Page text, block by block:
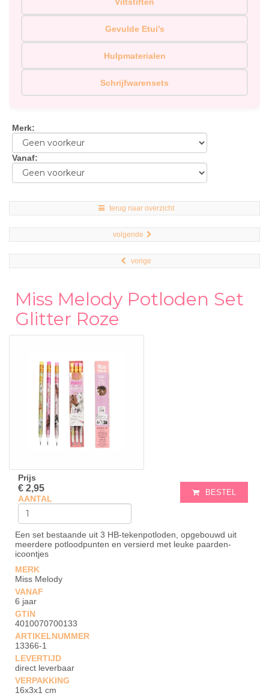
Gevulde Etui's
Hulpmaterialen
Schrijfwarensets
Merk:
Vanaf:
terug naar overzicht
volgende
vorige
Miss Melody Potloden Set
Glitter Roze
Prijs
€ 2,95
AANTAL
BESTEL
Een set bestaande uit 3 HB-tekenpotloden, opgebouwd uit
meerdere potloodpunten en versierd met leuke paarden-
icoontjes
MERK
Miss Melody
VANAF
6 jaar
GTIN
4010070700133
ARTIKELNUMMER
13366-1
LEVERTIJD
direct leverbaar
VERPAKKING
16x3x1 cm